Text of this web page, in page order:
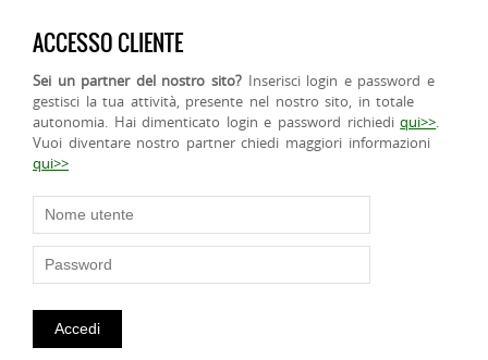
ACCESSO CLIENTE
Sei un partner del nostro sito? Inserisci login e password e
gestisci la tua attività, presente nel nostro sito, in totale
autonomia. Hai dimenticato login e password richiediqui>>.
Vuoi diventare nostro partner chiedi maggiori informazioni
qui>>